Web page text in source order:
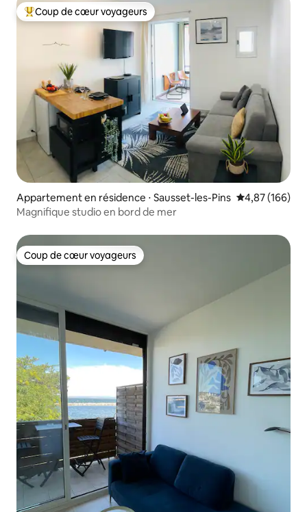
Coups de cœur voyageurs les plus appréciés
Coup de cœur voyageurs
Appartement en résidence ⋅ Sausset-les-Pins Évaluation
4,87 (166)
Magnifique studio en bord de mer
Coup de cœur voyageurs
Coup de cœur voyageurs